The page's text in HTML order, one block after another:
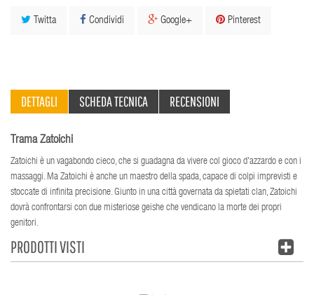
Twitta Condividi Google+ Pinterest
DETTAGLI SCHEDA TECNICA RECENSIONI
Trama Zatoichi
Zatoichi è un vagabondo cieco, che si guadagna da vivere col gioco d'azzardo e con i
massaggi. Ma Zatoichi è anche un maestro della spada, capace di colpi imprevisti e
stoccate di infinita precisione. Giunto in una città governata da spietati clan, Zatoichi
dovrà confrontarsi con due misteriose geishe che vendicano la morte dei propri
genitori.
PRODOTTI VISTI